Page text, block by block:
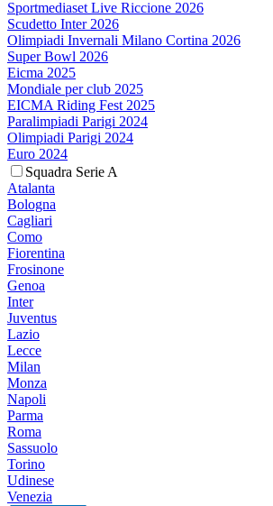
Sportmediaset Live Riccione 2026
Scudetto Inter 2026
Olimpiadi Invernali Milano Cortina 2026
Super Bowl 2026
Eicma 2025
Mondiale per club 2025
EICMA Riding Fest 2025
Paralimpiadi Parigi 2024
Olimpiadi Parigi 2024
Euro 2024
Squadra Serie A
Atalanta
Bologna
Cagliari
Como
Fiorentina
Frosinone
Genoa
Inter
Juventus
Lazio
Lecce
Milan
Monza
Napoli
Parma
Roma
Sassuolo
Torino
Udinese
Venezia